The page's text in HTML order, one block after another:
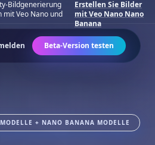
Bildgenerierung
mit Veo Nano und
Erstellen Sie Bilder
mit Veo Nano Nano
Banana
Beta-Version testen
+ NANO BANANA MODELLE